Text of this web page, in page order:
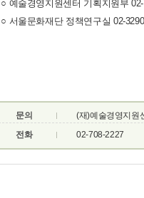
○ 예술경영지원센터 기획지원부
○ 서울문화재단 정책연구실 02-
문의
(재)예술경영지원
전화
02-708-2227